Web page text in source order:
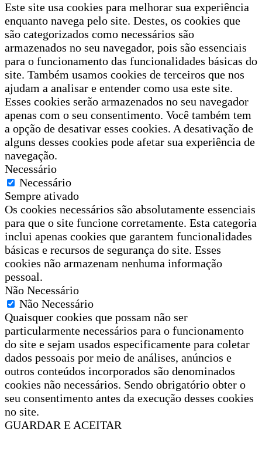
Este site usa cookies para melhorar sua experiência
enquanto navega pelo site. Destes, os cookies que
são categorizados como necessários são
armazenados no seu navegador, pois são essenciais
para o funcionamento das funcionalidades básicas do
site. Também usamos cookies de terceiros que nos
ajudam a analisar e entender como usa este site.
Esses cookies serão armazenados no seu navegador
apenas com o seu consentimento. Você também tem
a opção de desativar esses cookies. A desativação de
alguns desses cookies pode afetar sua experiência de
navegação.
Necessário
Necessário
Sempre ativado
Os cookies necessários são absolutamente essenciais
para que o site funcione corretamente. Esta categoria
inclui apenas cookies que garantem funcionalidades
básicas e recursos de segurança do site. Esses
cookies não armazenam nenhuma informação
pessoal.
Não Necessário
Não Necessário
Quaisquer cookies que possam não ser
particularmente necessários para o funcionamento
do site e sejam usados especificamente para coletar
dados pessoais por meio de análises, anúncios e
outros conteúdos incorporados são denominados
cookies não necessários. Sendo obrigatório obter o
seu consentimento antes da execução desses cookies
no site.
GUARDAR E ACEITAR